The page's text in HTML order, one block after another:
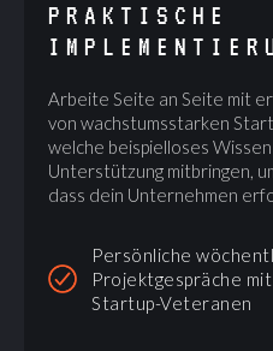
PRAKTISCHE
Arbeite Seite an Seite mit
von wachstumsstarken
welche beispielloses
Unterstützung mitbringen,
dass dein Unternehmen
Persönliche
Projektgespräche
Startup-Veteranen